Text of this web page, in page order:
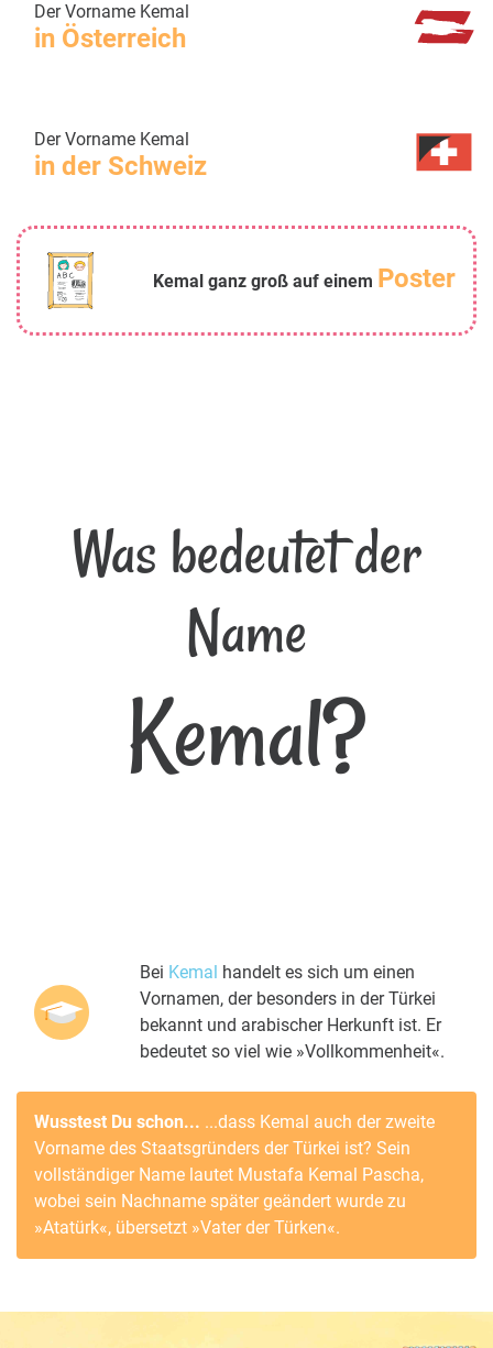
Der Vorname Kemal
in Österreich
Der Vorname Kemal
in der Schweiz
Kemal ganz groß auf einem Poster
Was bedeutet der
Name
Kemal?
Bei Kemal handelt es sich um einen
Vornamen, der besonders in der Türkei
bekannt und arabischer Herkunft ist. Er
bedeutet so viel wie »Vollkommenheit«.
Wusstest Du schon... ...dass Kemal auch der zweite
Vorname des Staatsgründers der Türkei ist? Sein
vollständiger Name lautet Mustafa Kemal Pascha,
wobei sein Nachname später geändert wurde zu
»Atatürk«, übersetzt »Vater der Türken«.